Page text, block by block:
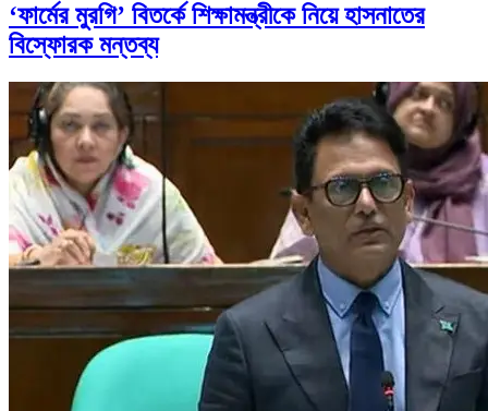
‘ফার্মের মুরগি’ বিতর্কে শিক্ষামন্ত্রীকে নিয়ে হাসনাতের
বিস্ফোরক মন্তব্য